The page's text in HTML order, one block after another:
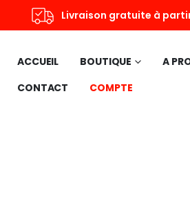
Livraison gratuite à
ACCUEIL BOUTIQUE A
CONTACT
COMPTE